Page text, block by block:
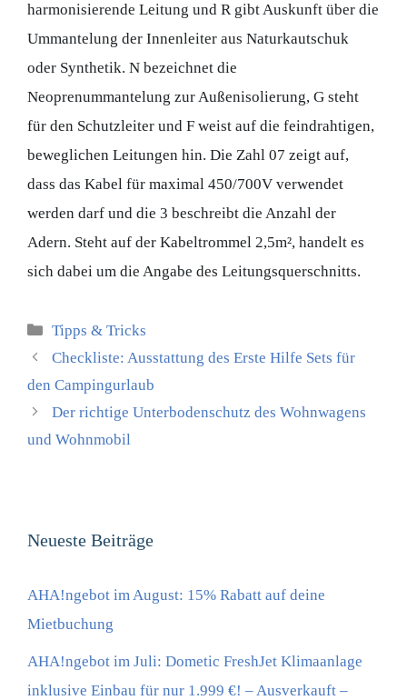
harmonisierende Leitung und R gibt Auskunft über die
Ummantelung der Innenleiter aus Naturkautschuk
oder Synthetik. N bezeichnet die
Neoprenummantelung zur Außenisolierung, G steht
für den Schutzleiter und F weist auf die feindrahtigen,
beweglichen Leitungen hin. Die Zahl 07 zeigt auf,
dass das Kabel für maximal 450/700V verwendet
werden darf und die 3 beschreibt die Anzahl der
Adern. Steht auf der Kabeltrommel 2,5m², handelt es
sich dabei um die Angabe des Leitungsquerschnitts.
Kategorien
Tipps & Tricks
Checkliste: Ausstattung des Erste Hilfe Sets für
den Campingurlaub
Der richtige Unterbodenschutz des Wohnwagens
und Wohnmobil
Neueste Beiträge
AHA!ngebot im August: 15% Rabatt auf deine
Mietbuchung
AHA!ngebot im Juli: Dometic FreshJet Klimaanlage
inklusive Einbau für nur 1.999 €! – Ausverkauft –